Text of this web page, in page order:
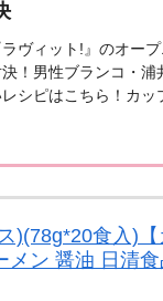
ヴィット!』のオー
！男性ブランコ・浦
シピはこちら！カッ
)(78g*20食入)
メン 醤油 日清食